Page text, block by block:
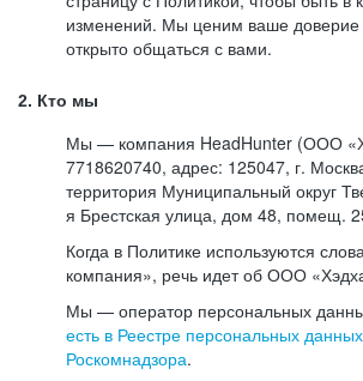
изменений. Мы ценим ваше доверие
открыто общаться с вами.
2. Кто мы
Мы — компания HeadHunter (ООО
7718620740, адрес: 125047, г.
территория Муниципальный округ
я Брестская улица, дом 48, помещ.
Когда в Политике используются
компания», речь идет об ООО
Мы — оператор персональных
есть в Реестре персональных
Роскомнадзора.